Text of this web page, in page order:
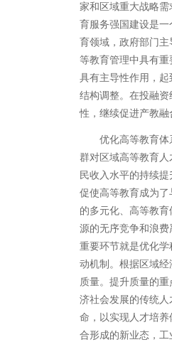
家和区域重大战略
育服务强国建设是
育领域，政府部门
等教育管理中具有
具有主导性作用，
结构调整。在投融
性，继续促进产教
优化高等教育
群对区域高等教育
民收入水平的持续
促使高等教育成为
的多元化、高等教
源的无序竞争和浪
重要环节就是优化
动机制。根据区域
质量。提升质量的
济社会发展的传统
命，以实现人才培
合形成的新业态，